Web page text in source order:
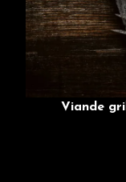
Viande grill